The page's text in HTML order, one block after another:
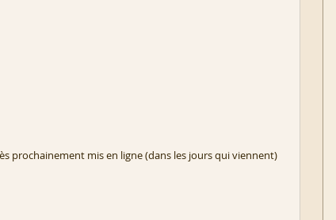
prochainement mis en ligne (dans les jours qui viennent)